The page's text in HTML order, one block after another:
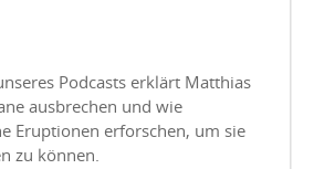
Podcasts erklärt Matthias
ausbrechen und wie
Eruptionen erforschen, um sie
zu können.